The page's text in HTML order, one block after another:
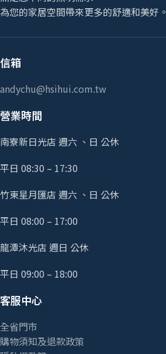
為您的家居空間帶來更多的舒適和美好。
信箱
andychu@hsihui.com.tw
營業時間
南寮新日光店 週六 、日 公休
平日 08:30 – 17:30
竹東星月匯店 週六 、日 公休
平日 08:00 – 17:00
龍潭沐光店 週日 公休
平日 09:00 – 18:00
客服中心
全省門市
購物須知及退款政策